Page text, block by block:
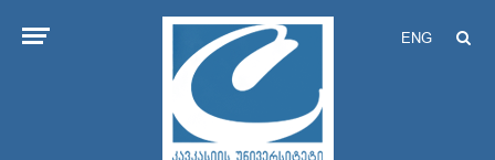
ENG